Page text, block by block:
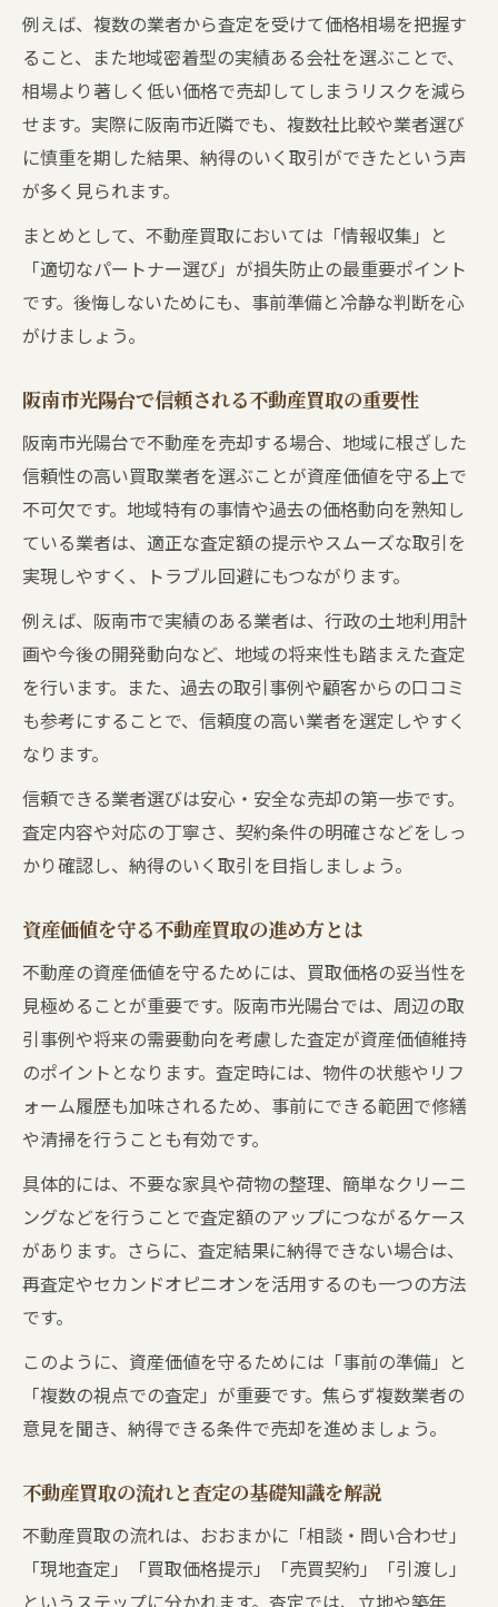
不動産買取でスピード現金化を実現する方
法
資産整理に役立つ不動産買取の利用ポイン
ト
現金化と価格のバランスを取る不動産買取
戦略
不動産買取で安心して資産を現金化するコ
ツ
空き家や相続の資産整理も阪南市で安心
空き家や相続物件の不動産買取活用法とは
点
空き家対策に強い不動産買取の実践例を紹
介
資産整理をスムーズに進める不動産買取方
地域の相場を踏まえた査定のコツを解説
地域相場を活かした不動産買取査定のポイ
不動産買取査定時に押さえるべき相場デー
タ
地域情報を活用する不動産買取査定の工夫
信頼できる不動産買取先選びの基準
不動産買取業者選びで失敗しないための基
準
信頼性重視の不動産買取先を見極める方法
安心して任せられる不動産買取先のポイン
ト
阪南市光陽台で選ばれる不動産買取業者の
特徴
対応力で差がつく不動産買取先選びのコツ
例えば、複数の業者から査定を受けて価格相場を把握す
ること、また地域密着型の実績ある会社を選ぶことで、
相場より著しく低い価格で売却してしまうリスクを減ら
せます。実際に阪南市近隣でも、複数社比較や業者選び
に慎重を期した結果、納得のいく取引ができたという声
が多く見られます。
まとめとして、不動産買取においては「情報収集」と
「適切なパートナー選び」が損失防止の最重要ポイント
です。後悔しないためにも、事前準備と冷静な判断を心
がけましょう。
阪南市光陽台で信頼される不動産買取の重要性
阪南市光陽台で不動産を売却する場合、地域に根ざした
信頼性の高い買取業者を選ぶことが資産価値を守る上で
不可欠です。地域特有の事情や過去の価格動向を熟知し
ている業者は、適正な査定額の提示やスムーズな取引を
実現しやすく、トラブル回避にもつながります。
例えば、阪南市で実績のある業者は、行政の土地利用計
画や今後の開発動向など、地域の将来性も踏まえた査定
を行います。また、過去の取引事例や顧客からの口コミ
も参考にすることで、信頼度の高い業者を選定しやすく
なります。
信頼できる業者選びは安心・安全な売却の第一歩です。
査定内容や対応の丁寧さ、契約条件の明確さなどをしっ
かり確認し、納得のいく取引を目指しましょう。
資産価値を守る不動産買取の進め方とは
不動産の資産価値を守るためには、買取価格の妥当性を
見極めることが重要です。阪南市光陽台では、周辺の取
引事例や将来の需要動向を考慮した査定が資産価値維持
のポイントとなります。査定時には、物件の状態やリフ
ォーム履歴も加味されるため、事前にできる範囲で修繕
や清掃を行うことも有効です。
具体的には、不要な家具や荷物の整理、簡単なクリーニ
ングなどを行うことで査定額のアップにつながるケース
があります。さらに、査定結果に納得できない場合は、
再査定やセカンドオピニオンを活用するのも一つの方法
です。
このように、資産価値を守るためには「事前の準備」と
「複数の視点での査定」が重要です。焦らず複数業者の
意見を聞き、納得できる条件で売却を進めましょう。
不動産買取の流れと査定の基礎知識を解説
不動産買取の流れは、おおまかに「相談・問い合わせ」
「現地査定」「買取価格提示」「売買契約」「引渡し」